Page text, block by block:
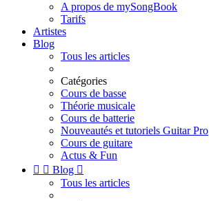
A propos de mySongBook
Tarifs
Artistes
Blog
Tous les articles
Catégories
Cours de basse
Théorie musicale
Cours de batterie
Nouveautés et tutoriels Guitar Pro
Cours de guitare
Actus & Fun
  Blog 
Tous les articles